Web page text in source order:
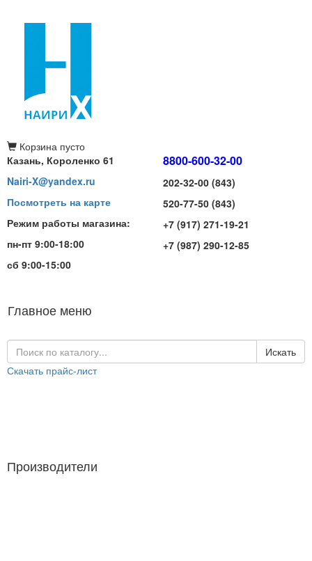
Корзина пусто
Казань, Короленко 61
Nairi-X@yandex.ru
Посмотреть на карте
Режим работы магазина:
пн-пт 9:00-18:00
сб 9:00-15:00
8800-600-32-00
202-32-00 (843)
520-77-50 (843)
+7 (917) 271-19-21
+7 (987) 290-12-85
Главное меню
Искать
Скачать прайс-лист
Производители